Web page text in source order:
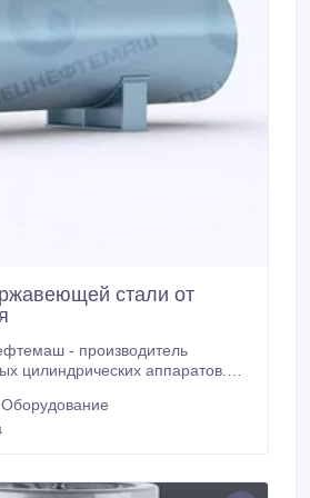
стали от
- производитель
цилиндрических аппаратов.
цены на рынках РФ и
новые Аппараты емкостные
стальные цилиндрические
Оборудование